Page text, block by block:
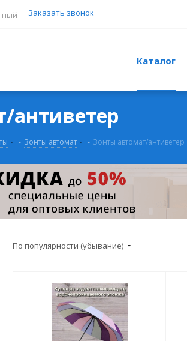
Заказать звонок
Каталог
антиветер
- Зонты автомат - Зонты автомат/антиветер
По популярности (убывание)